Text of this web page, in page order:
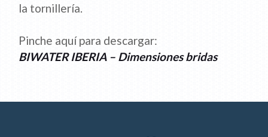
la tornillería.
Pinche aquí para descargar:
BIWATER IBERIA – Dimensiones bridas